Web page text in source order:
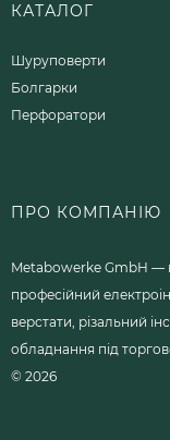
КАТАЛОГ
Шуруповерти
Болгарки
Перфоратори
ПРО КОМПАНІЮ
Metabowerke GmbH —
професійний
верстати, різальний
обладнання під
© 2026